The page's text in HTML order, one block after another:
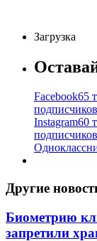
Загрузка
Facebook65
подписчиков
Instagram60
подписчиков
Другие
Биометрию
запретили